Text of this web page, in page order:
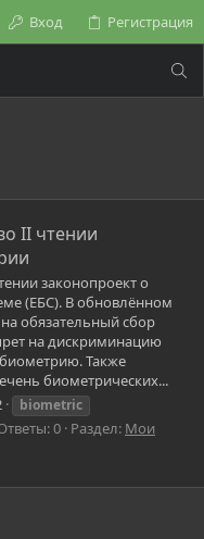
Вход Регистрация
II чтении
законопроект о
(ЕБС). В обновлённом
обязательный сбор
на дискриминацию
биометрию. Также
биометрических...
biometric
0 Раздел: Мои